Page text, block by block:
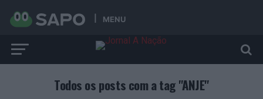
MENU
Todos os posts com a tag "ANJE"